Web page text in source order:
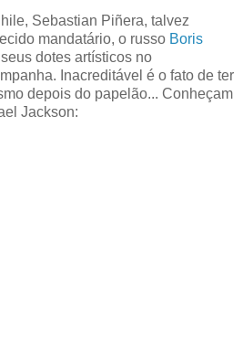
Sebastian Piñera, talvez
mandatário, o russo Boris
dotes artísticos no
Inacreditável é o fato de ter
depois do papelão... Conheçam
Jackson: